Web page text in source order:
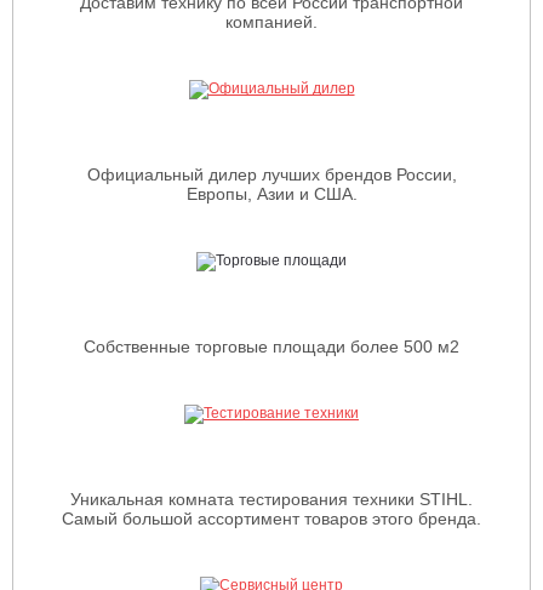
компанией.
Официальный дилер лучших брендов России,
Европы, Азии и США.
Собственные торговые площади более 500 м2
Уникальная комната тестирования техники STIHL.
Самый большой ассортимент товаров этого бренда.